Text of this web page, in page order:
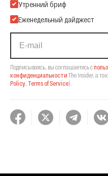
Подпишитесь на нашу Email-
Утренний бриф
Еженедельный дайджест
Подписываясь, вы соглашаетесь с
конфиденциальности The Insider, а
Policy, Terms of Service).